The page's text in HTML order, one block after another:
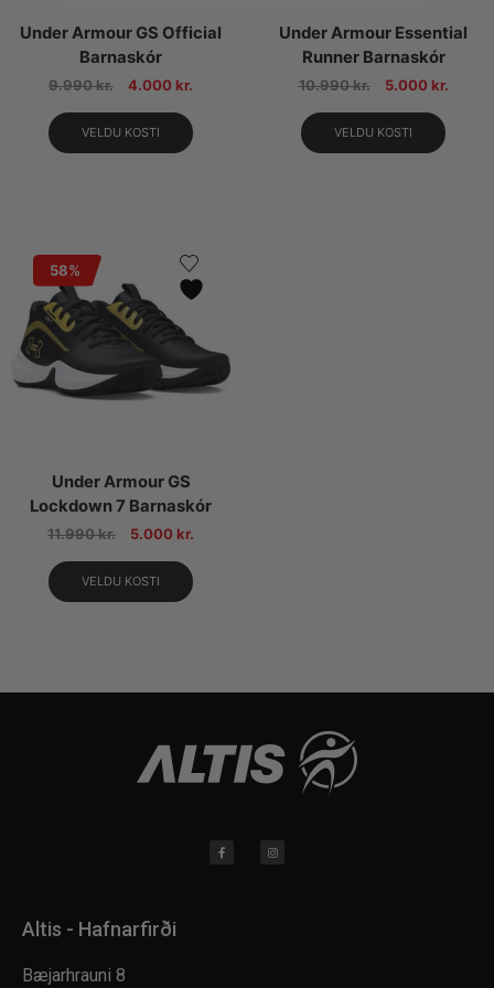
Under Armour GS Official
Barnaskór
9.990kr. 4.000 kr.
VELDU KOSTI
Under Armour Essential
Runner Barnaskór
10.990kr. 5.000 kr.
VELDU KOSTI
58%
Under Armour GS
Lockdown 7 Barnaskór
11.990kr. 5.000 kr.
VELDU KOSTI
Altis - Hafnarfirði
Bæjarhrauni 8